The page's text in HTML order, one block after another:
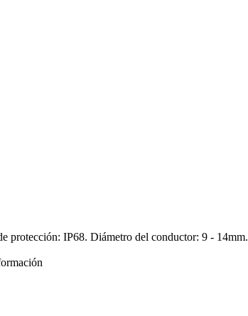
protección: IP68. Diámetro del conductor: 9 - 14mm.